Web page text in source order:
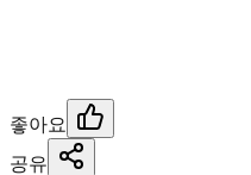
좋아요
공유